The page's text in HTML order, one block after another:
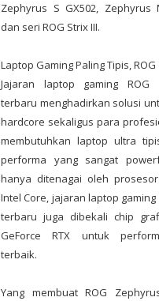
Zephyrus S GX502, Zephyrus
dan seri ROG Strix III.
Laptop Gaming Paling Tipis,
Jajaran laptop gaming ROG
terbaru menghadirkan solusi
hardcore sekaligus para
membutuhkan laptop ultra
performa yang sangat
hanya ditenagai oleh
Intel Core, jajaran laptop
terbaru juga dibekali chip
GeForce RTX untuk
terbaik.
Yang membuat ROG